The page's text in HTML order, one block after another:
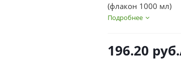
(флакон 1000 мл)
Подробнее
196.20 руб.